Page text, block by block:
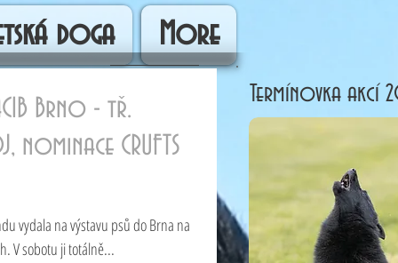
doga More
Brno - tř.
nominace CRUFTS
vydala na výstavu psů do Brna na
V sobotu ji totálně...
Termínovka akcí